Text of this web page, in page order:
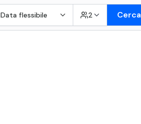
Data flessibile 2 Cerca